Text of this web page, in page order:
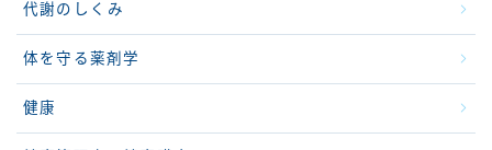
代謝のしくみ
体を守る薬剤学
健康